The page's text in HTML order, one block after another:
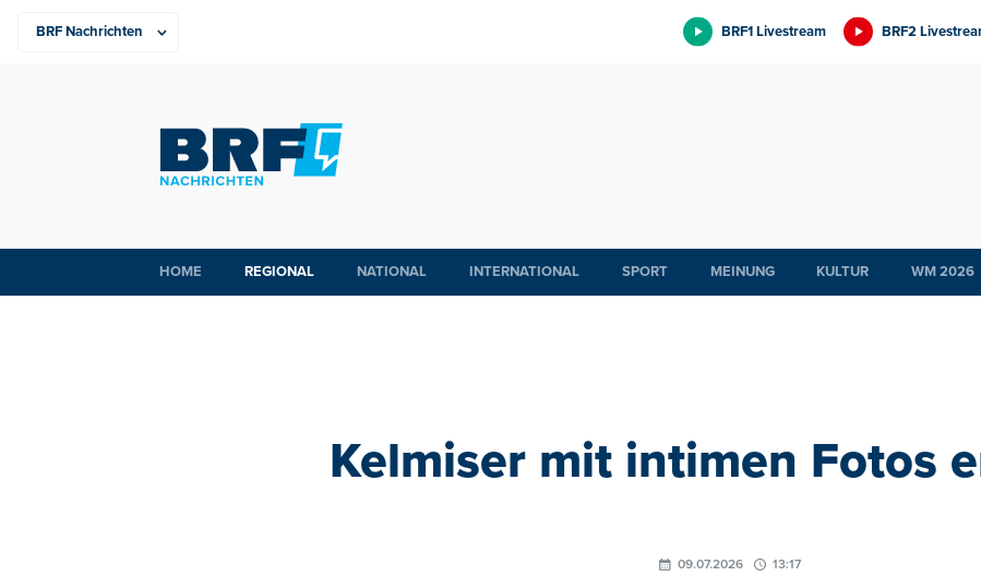
BRF1 Livestream BRF2
HOME REGIONAL NATIONAL INTERNATIONAL SPORT MEINUNG KULTUR WM 2026
Kelmiser mit intimen Fotos
09.07.2026 13:17